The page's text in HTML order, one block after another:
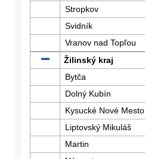
Stropkov
Svidník
Vranov nad Topľou
Žilinský kraj
Bytča
Dolný Kubín
Kysucké Nové Mesto
Liptovský Mikuláš
Martin